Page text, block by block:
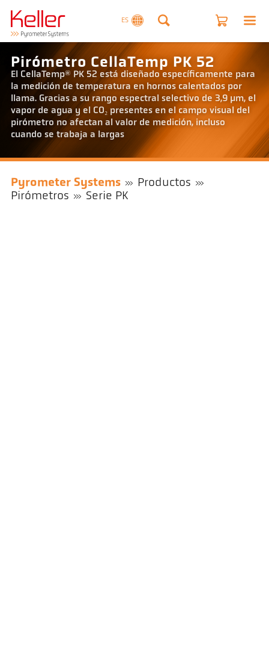
ES
Pirómetro CellaTemp PK 52
El CellaTemp® PK 52 está diseñado específicamente para
la medición de temperatura en hornos calentados por
llama. Gracias a su rango espectral selectivo de 3,9 µm, el
vapor de agua y el CO₂ presentes en el campo visual del
pirómetro no afectan al valor de medición, incluso
cuando se trabaja a largas
Pyrometer Systems
Productos
Pirómetros
Serie PK